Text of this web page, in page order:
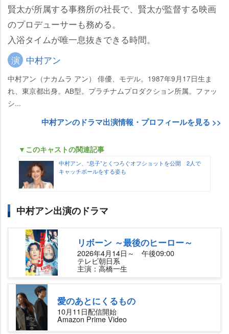
賢太が所属する事務所の社長で、賢太が監督する映画
のプロデューサーも務める。
入浴タイムが唯一息抜きできる時間。
演 中村アン
中村アン（ナカムラ アン） 俳優、モデル。1987年9月17日生ま
れ、東京都出身。AB型。プラチナムプロダクション所属。ファッ
シ...
中村アンのドラマ出演情報・プロフィールを見る >>
▼このキャストの関連記事
中村アン、“息子”とくつろぐオフショットを公開 2人で
キャッチボールをする姿も
中村アン出演のドラマ
リボーン ～最後のヒーロー～
2026年4月14日～ 午後09:00
テレビ朝日系
主演：高橋一生
愛のあとにくるもの
10月11日配信開始
Amazon Prime Video